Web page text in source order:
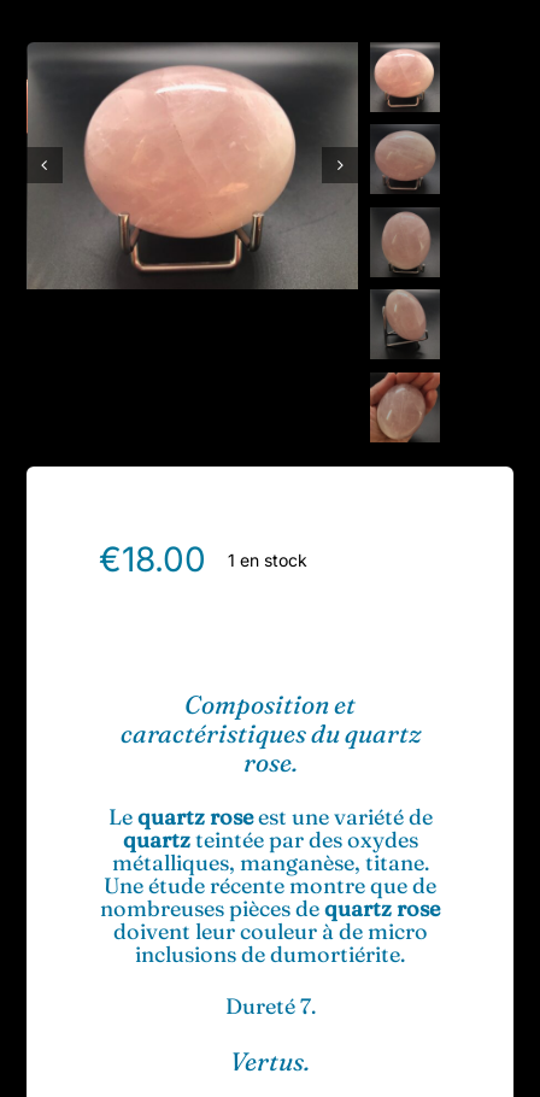
Boutique en ligne
Contact
€18.00 1 en stock
Composition et
caractéristiques du quartz
rose.
Lequartz roseest une variété de
quartzteintée par des oxydes
métalliques, manganèse, titane.
Une étude récente montre que de
nombreuses pièces dequartz rose
doivent leur couleur à de micro
inclusions de dumortiérite.
Dureté 7.
Vertus.